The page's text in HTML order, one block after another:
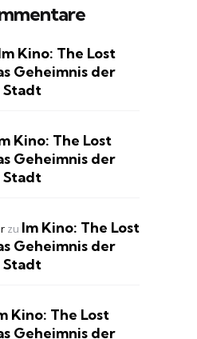
Kino: The Lost
Geheimnis der
Kino: The Lost
Geheimnis der
zu Im Kino: The Lost
Geheimnis der
Kino: The Lost
Geheimnis der